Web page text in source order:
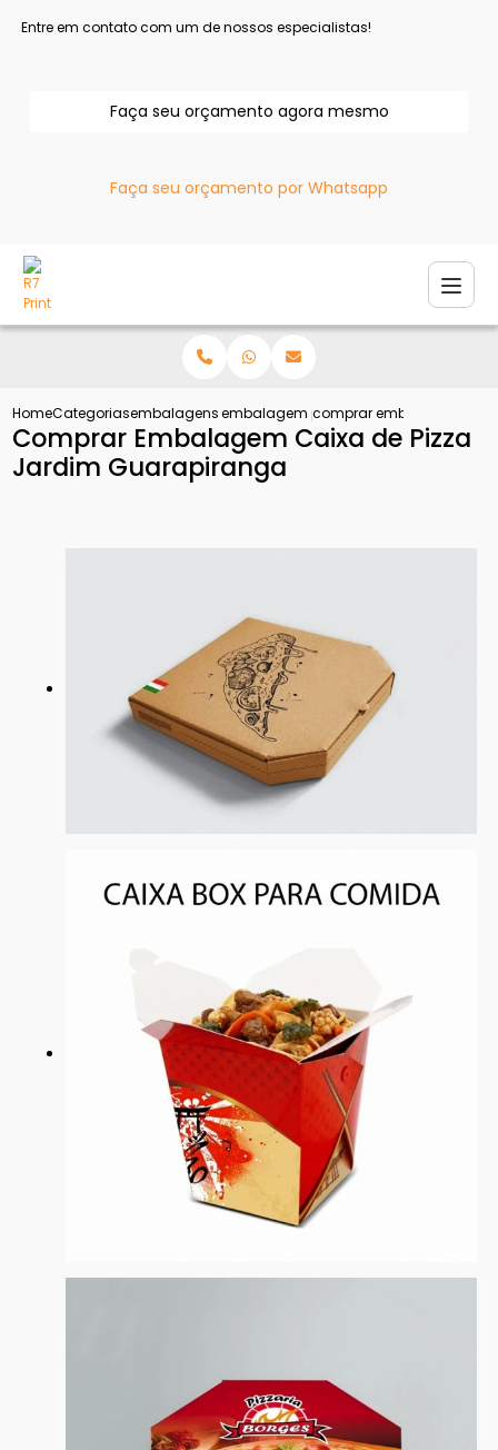
Entre em contato com um de nossos especialistas!
Faça seu orçamento agora mesmo
Faça seu orçamento por Whatsapp
HomeCategoriasembalagens para pizzaembalagem pizza fatiacomprar embalagem
Comprar Embalagem Caixa de Pizza
Jardim Guarapiranga